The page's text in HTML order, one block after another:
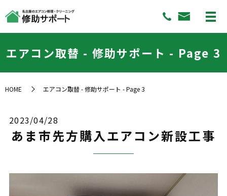
エアコン取替 - 修助サポート - Page 3
HOME エアコン取替 - 修助サポート - Page 3
2023/04/28
あま市先方購入エアコン新設工事